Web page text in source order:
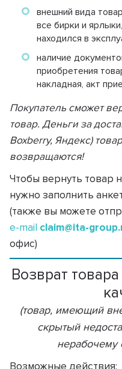
внешний вида
все бирки и
находился в
наличие
приобретения
накладная, акт
Покупатель сможет
товар. Деньги за
Boxberry, Яндекс)
возвращаются!
Чтобы вернуть товар
нужнозаполнить
(также вы можете
e-mail claim@ita-
офис)
Возврат
(товар, имеющий
скрытый
нерабочему
Возможные действия: